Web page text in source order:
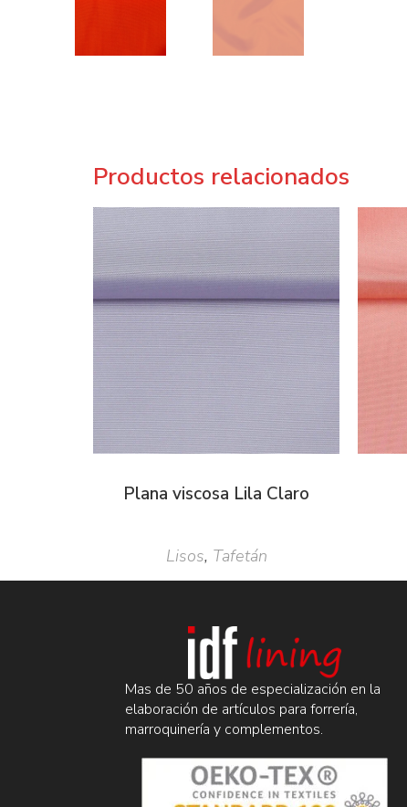
Productos relacionados
Plana viscosa Lila Claro
Lisos, Tafetán
Mas de 50 años de especialización en la
elaboración de artículos para forrería,
marroquinería y complementos.